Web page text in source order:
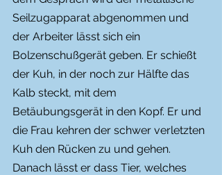
Seilzugapparat abgenommen und
der Arbeiter lässt sich ein
Bolzenschußgerät geben. Er schießt
der Kuh, in der noch zur Hälfte das
Kalb steckt, mit dem
Betäubungsgerät in den Kopf. Er und
die Frau kehren der schwer verletzten
Kuh den Rücken zu und gehen.
Danach lässt er dass Tier, welches